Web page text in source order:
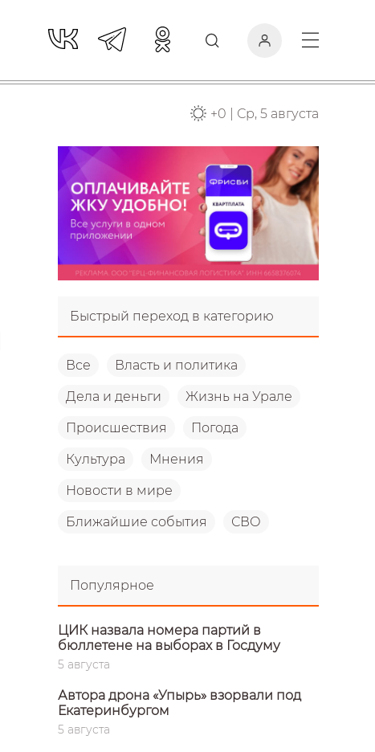
+0 Ср, 5 августа
Быстрый переход в категорию
Все Власть и политика
Дела и деньги Жизнь на Урале
Происшествия Погода
Культура Мнения
Новости в мире
Ближайшие события СВО
Популярное
ЦИК назвала номера партий в
бюллетене на выборах в Госдуму
5 августа
Автора дрона «Упырь» взорвали под
Екатеринбургом
5 августа